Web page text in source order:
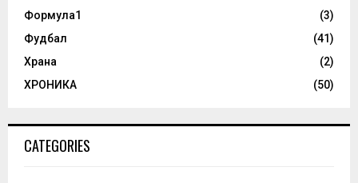
Формула1
(3)
Фудбал
(41)
Храна
(2)
ХРОНИКА
(50)
CATEGORIES